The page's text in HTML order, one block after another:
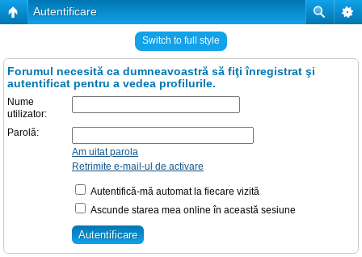
Autentificare
Switch to full style
Forumul necesită ca dumneavoastră să fiţi înregistrat şi
autentificat pentru a vedea profilurile.
Nume
utilizator:
Parolă:
Am uitat parola
Retrimite e-mail-ul de activare
Autentifică-mă automat la fiecare vizită
Ascunde starea mea online în această sesiune